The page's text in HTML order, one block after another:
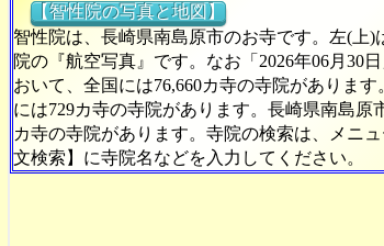
【智性院の写真と地図】
智性院は、長崎県南島原市のお寺です。左(上)
院の『航空写真』です。なお「2026年06月30
おいて、全国には76,660カ寺の寺院があります
には729カ寺の寺院があります。長崎県南島原
カ寺の寺院があります。寺院の検索は、メニ
文検索】に寺院名などを入力してください。